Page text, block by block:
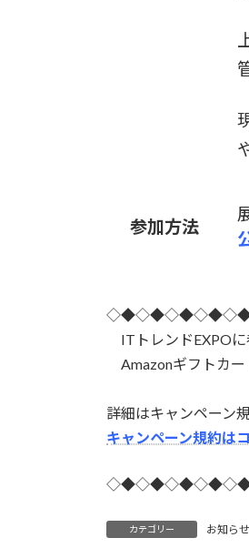
参加方法
ITトレンドEXPOに
Amazonギフトカー
詳細はキャンペーン
キャンペーン規約は
カテゴリー お知らせ